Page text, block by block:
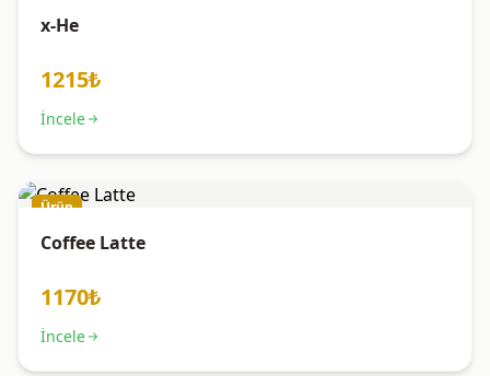
x-He
1215₺
İncele
Ürün
Coffee Latte
1170₺
İncele